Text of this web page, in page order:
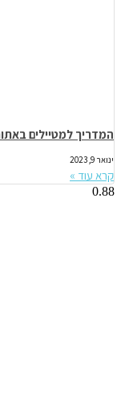
המדריך למטיילים
ינואר 9, 2023
קרא עוד »